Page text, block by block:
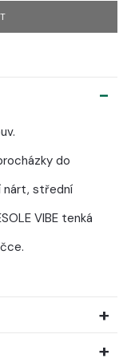
do
nárt, střední
VIBE tenká